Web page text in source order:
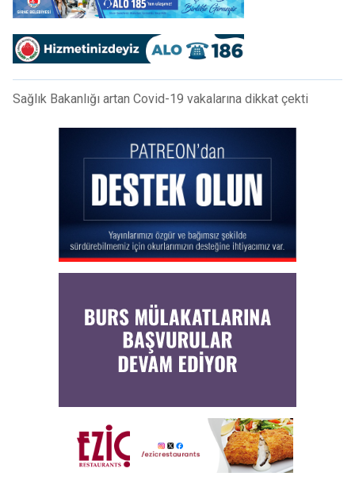
Sağlık Bakanlığı artan Covid-19 vakalarına dikkat çekti